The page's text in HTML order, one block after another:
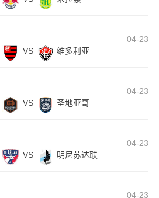
04-23
VS 维多利亚
04-23
VS 圣地亚哥
04-23
VS 明尼苏达联
04-23